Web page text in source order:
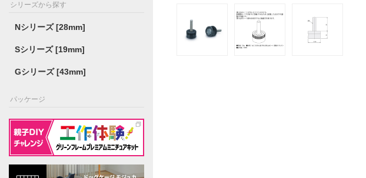
シリーズから探す
Nシリーズ [28mm]
Sシリーズ [19mm]
Gシリーズ [43mm]
パッケージ